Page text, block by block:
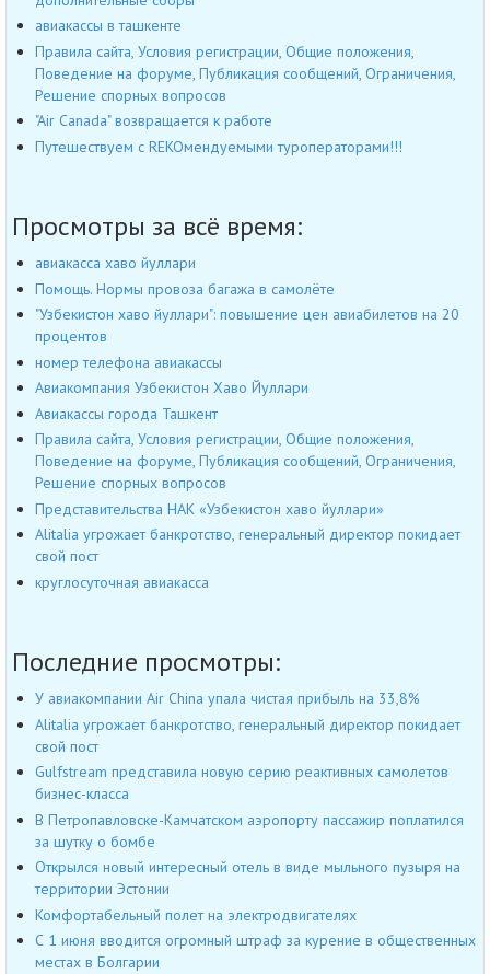
авиакассы в ташкенте
Правила сайта, Условия регистрации, Общие положения,
Поведение на форуме, Публикация сообщений, Ограничения,
Решение спорных вопросов
"Air Canada" возвращается к работе
Путешествуем с REKOмендуемыми туроператорами!!!
Просмотры за всё время:
авиакасса хаво йуллари
Помощь. Нормы провоза багажа в самолёте
"Узбекистон хаво йуллари": повышение цен авиабилетов на 20
процентов
номер телефона авиакассы
Авиакомпания Узбекистон Хаво Йуллари
Авиакассы города Ташкент
Правила сайта, Условия регистрации, Общие положения,
Поведение на форуме, Публикация сообщений, Ограничения,
Решение спорных вопросов
Представительства НАК «Узбекистон хаво йуллари»
Alitalia угрожает банкротство, генеральный директор покидает
свой пост
круглосуточная авиакасса
Последние просмотры:
У авиакомпании Air China упала чистая прибыль на 33,8%
Alitalia угрожает банкротство, генеральный директор покидает
свой пост
Gulfstream представила новую серию реактивных самолетов
бизнес-класса
В Петропавловске-Камчатском аэропорту пассажир поплатился
за шутку о бомбе
Открылся новый интересный отель в виде мыльного пузыря на
территории Эстонии
Комфортабельный полет на электродвигателях
С 1 июня вводится огромный штраф за курение в общественных
местах в Болгарии